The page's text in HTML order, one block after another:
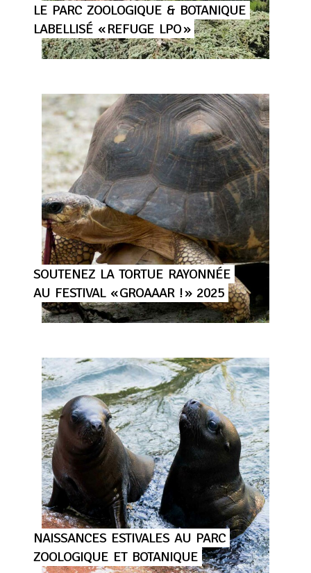
LE PARC ZOOLOGIQUE & BOTANIQUE
LABELLISÉ « REFUGE LPO »
SOUTENEZ LA TORTUE RAYONNÉE
AU FESTIVAL « GROAAAR ! » 2025
NAISSANCES ESTIVALES AU PARC
ZOOLOGIQUE ET BOTANIQUE